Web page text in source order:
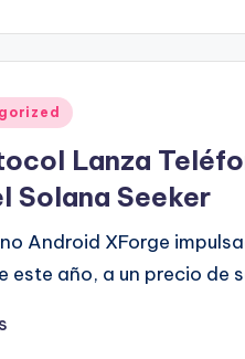
Lanza
Solana Seeker
Android XForge
este año, a un precio de